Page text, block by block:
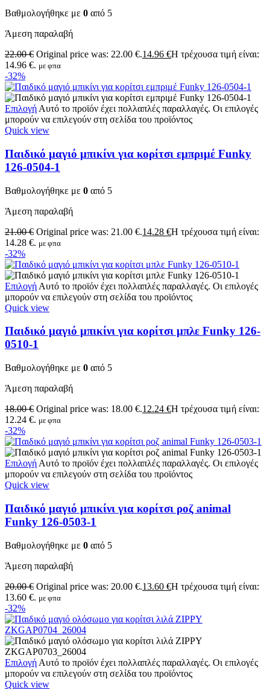
Βαθμολογήθηκε με 0 από 5
Άμεση παραλαβή
22.00€ Original price was: 22.00 €.14.96 €Η τρέχουσα τιμή είναι:
14.96 €. με φπα
-32%
Επιλογή Αυτό το προϊόν έχει πολλαπλές παραλλαγές. Οι επιλογές
μπορούν να επιλεγούν στη σελίδα του προϊόντος
Quick view
Παιδικό μαγιό μπικίνι για κορίτσι εμπριμέ Funky
126-0504-1
Βαθμολογήθηκε με 0 από 5
Άμεση παραλαβή
21.00€ Original price was: 21.00 €.14.28 €Η τρέχουσα τιμή είναι:
14.28 €. με φπα
-32%
Επιλογή Αυτό το προϊόν έχει πολλαπλές παραλλαγές. Οι επιλογές
μπορούν να επιλεγούν στη σελίδα του προϊόντος
Quick view
Παιδικό μαγιό μπικίνι για κορίτσι μπλε Funky 126-
0510-1
Βαθμολογήθηκε με 0 από 5
Άμεση παραλαβή
18.00€ Original price was: 18.00 €.12.24 €Η τρέχουσα τιμή είναι:
12.24 €. με φπα
-32%
Επιλογή Αυτό το προϊόν έχει πολλαπλές παραλλαγές. Οι επιλογές
μπορούν να επιλεγούν στη σελίδα του προϊόντος
Quick view
Παιδικό μαγιό μπικίνι για κορίτσι ροζ animal
Funky 126-0503-1
Βαθμολογήθηκε με 0 από 5
Άμεση παραλαβή
20.00€ Original price was: 20.00 €.13.60 €Η τρέχουσα τιμή είναι:
13.60 €. με φπα
-32%
Επιλογή Αυτό το προϊόν έχει πολλαπλές παραλλαγές. Οι επιλογές
μπορούν να επιλεγούν στη σελίδα του προϊόντος
Quick view